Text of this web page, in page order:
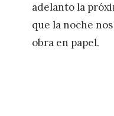
adelanto la
que la noche
obra en papel.